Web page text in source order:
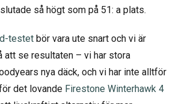
så högt som på 51: a plats.
testet bör vara ute snart och vi är
att se resultaten – vi har stora
nya däck, och vi har inte alltför
det lovande Firestone Winterhawk 4